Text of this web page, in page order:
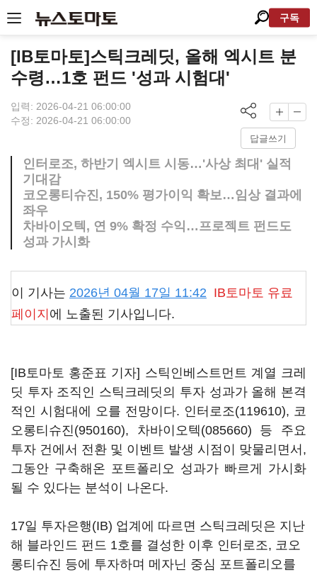
구독
[IB토마토]스틱크레딧, 올해 엑시트 분
수령…1호 펀드 '성과 시험대'
입력: 2026-04-21 06:00:00
수정: 2026-04-21 06:00:00
답글쓰기
인터로조, 하반기 엑시트 시동…'사상 최대' 실적
기대감
코오롱티슈진, 150% 평가이익 확보…임상 결과에
좌우
차바이오텍, 연 9% 확정 수익…프로젝트 펀드도
성과 가시화
이 기사는 2026년 04월 17일 11:42 IB토마토 유료
페이지 에 노출된 기사입니다.
[IB토마토 홍준표 기자] 스틱인베스트먼트 계열 크레
딧 투자 조직인 스틱크레딧의 투자 성과가 올해 본격
적인 시험대에 오를 전망이다. 인터로조(119610), 코
오롱티슈진(950160), 차바이오텍(085660) 등 주요
투자 건에서 전환 및 이벤트 발생 시점이 맞물리면서,
그동안 구축해온 포트폴리오 성과가 빠르게 가시화
될 수 있다는 분석이 나온다.
17일 투자은행(IB) 업계에 따르면 스틱크레딧은 지난
해 블라인드 펀드 1호를 결성한 이후 인터로조, 코오
롱티슈진 등에 투자하며 메자닌 중심 포트폴리오를